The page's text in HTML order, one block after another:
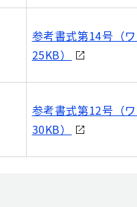
参考書式第14号（ワ
25KB）
参考書式第12号（ワ
30KB）